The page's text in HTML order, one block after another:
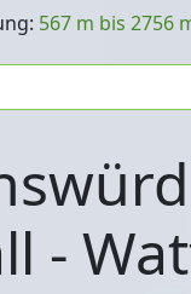
567 m bis 2756
-